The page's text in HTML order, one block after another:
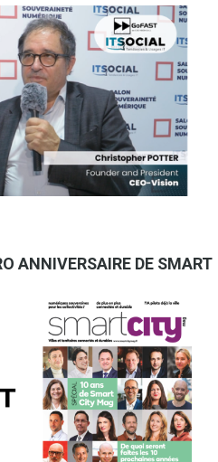
ANNIVERSAIRE DE SMART